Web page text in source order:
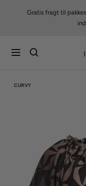
Gratis fragt til
Navigation
CURVY